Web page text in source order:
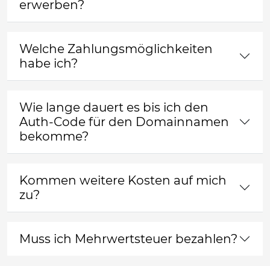
erwerben?
Welche Zahlungsmöglichkeiten
habe ich?
Wie lange dauert es bis ich den
Auth-Code für den Domainnamen
bekomme?
Kommen weitere Kosten auf mich
zu?
Muss ich Mehrwertsteuer bezahlen?